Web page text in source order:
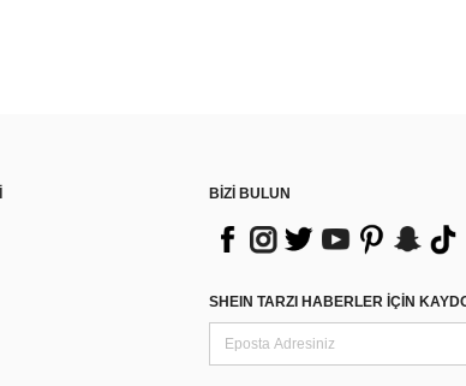
BİZİ BULUN
SHEIN TARZI HABERLER IÇIN